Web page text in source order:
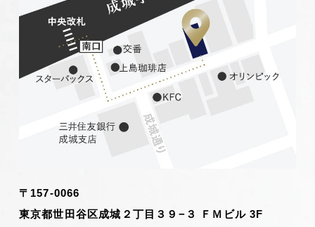
〒157-0066
東京都世田谷区成城２丁目３９−３ ＦＭビル 3F